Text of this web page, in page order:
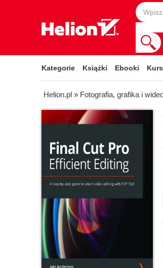
Kategorie Książki Ebooki
Helion.pl » Fotografia, grafika i